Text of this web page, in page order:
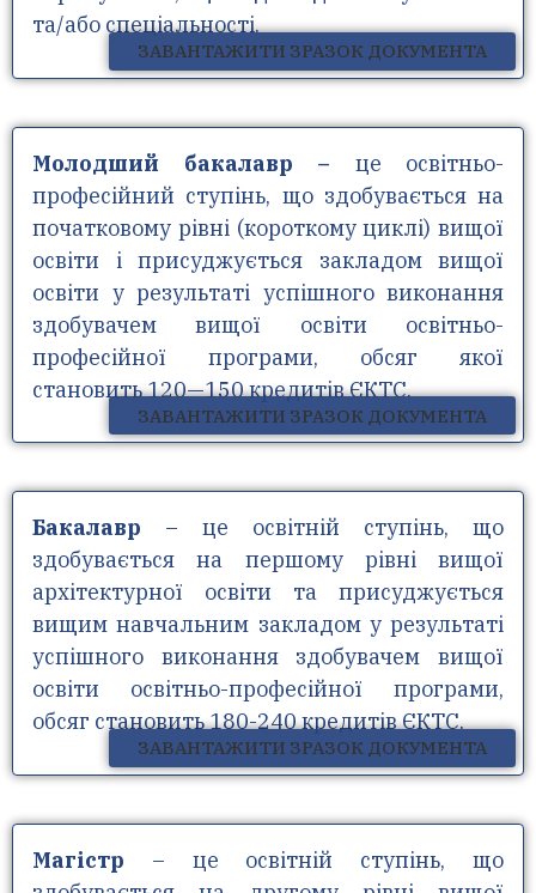
та/або спеціальності.
ЗАВАНТАЖИТИ ЗРАЗОК ДОКУМЕНТА
Молодший бакалавр – це освітньо-
професійний ступінь, що здобувається на
початковому рівні (короткому циклі) вищої
освіти і присуджується закладом вищої
освіти у результаті успішного виконання
здобувачем вищої освіти освітньо-
професійної програми, обсяг якої
становить 120—150 кредитів ЄКТС.
ЗАВАНТАЖИТИ ЗРАЗОК ДОКУМЕНТА
Бакалавр – це освітній ступінь, що
здобувається на першому рівні вищої
архітектурної освіти та присуджується
вищим навчальним закладом у результаті
успішного виконання здобувачем вищої
освіти освітньо-професійної програми,
обсяг становить 180-240 кредитів ЄКТС.
ЗАВАНТАЖИТИ ЗРАЗОК ДОКУМЕНТА
Магістр – це освітній ступінь, що